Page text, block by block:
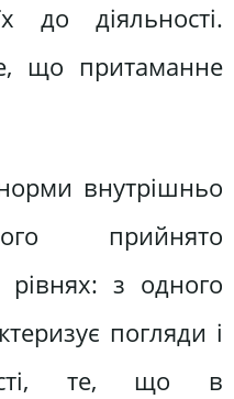
до діяльності.
що притаманне
внутрішньо
прийнято
з одного
погляди і
те, що в